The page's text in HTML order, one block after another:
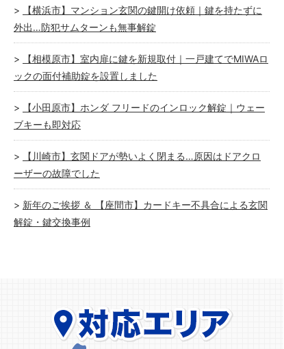
【横浜市】マンション玄関の鍵開け依頼｜鍵を持たずに
外出…防犯サムターンも無事解錠
【相模原市】室内扉に鍵を新規取付｜一戸建てでMIWAロ
ックの面付補助錠を設置しました
【小田原市】ホンダ フリードのインロック解錠｜ウェー
ブキーも即対応
【川崎市】玄関ドアが勢いよく閉まる…原因はドアクロ
ーザーの故障でした
新年のご挨拶 ＆ 【座間市】カードキー不具合による玄関
解錠・鍵交換事例